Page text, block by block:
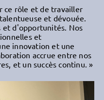
ce rôle et de travailler
et dévouée.
et d'opportunités. Nos
et
innovation et une
accrue entre nos
et un succès continu. »